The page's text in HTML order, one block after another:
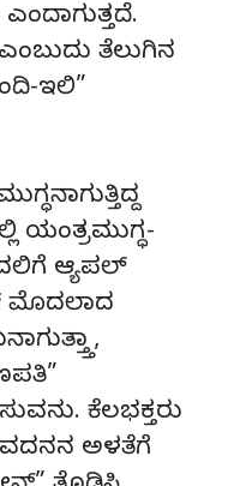
ತೆಲುಗಿನ
ಇಲಿ”
ಯಂತ್ರಮುಗ್ಧ-
ಆ್ಯಪಲ್
ಮೊದಲಾದ
ಕೆಲಭಕ್ತರು
ಅಳತೆಗೆ